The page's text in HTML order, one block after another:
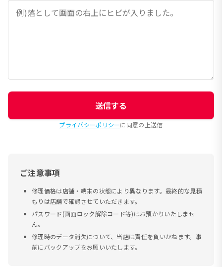
送信する
プライバシーポリシーに同意の上送信
ご注意事項
修理価格は店舗・端末の状態により異なります。最終的な見積
もりは店舗で確認させていただきます。
パスワード(画面ロック解除コード等)はお預かりいたしませ
ん。
修理時のデータ消失について、当店は責任を負いかねます。事
前にバックアップをお願いいたします。